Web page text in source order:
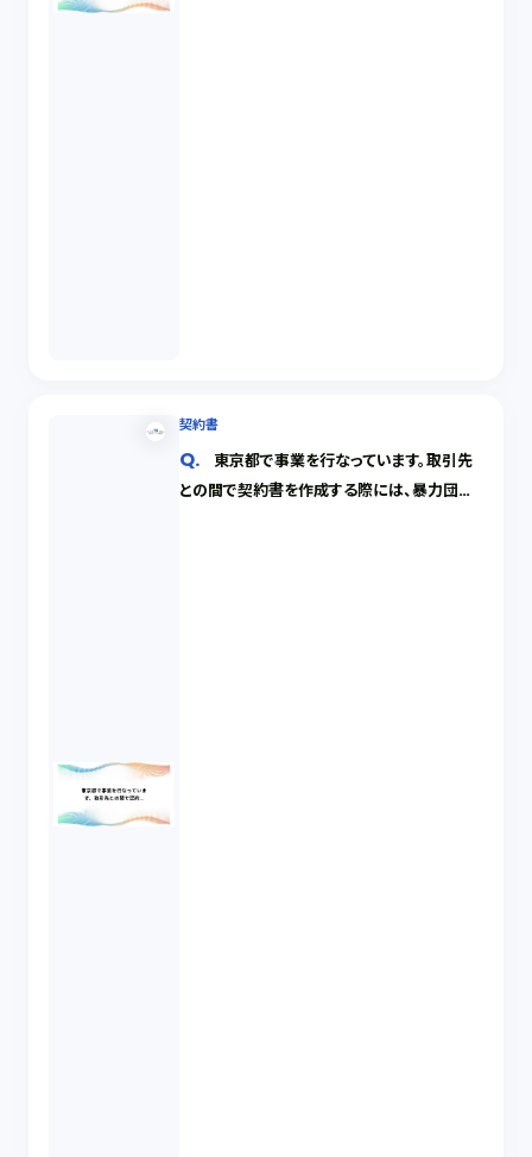
契約書
東京都で事業を行なっています。取引先
との間で契約書を作成する際には、暴力団排